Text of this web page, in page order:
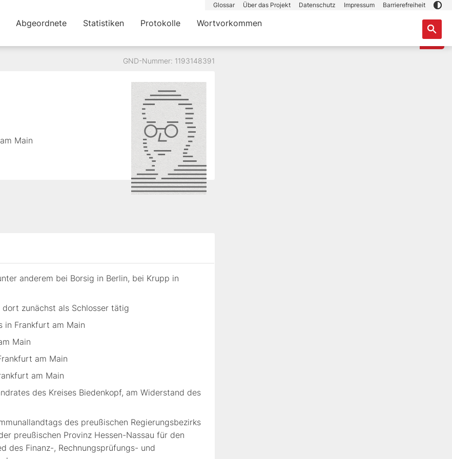
Glossar Über das Projekt Datenschutz Impressum Barrierefreiheit
Abgeordnete Statistiken Protokolle Wortvorkommen
GND-Nummer: 1193148391
Main
anderem bei Borsig in Berlin, bei Krupp in
zunächst als Schlosser tätig
in Frankfurt am Main
Main
am Main
am Main
des Kreises Biedenkopf, am Widerstand des
des preußischen Regierungsbezirks
preußischen Provinz Hessen-Nassau für den
des Finanz-, Rechnungsprüfungs- und